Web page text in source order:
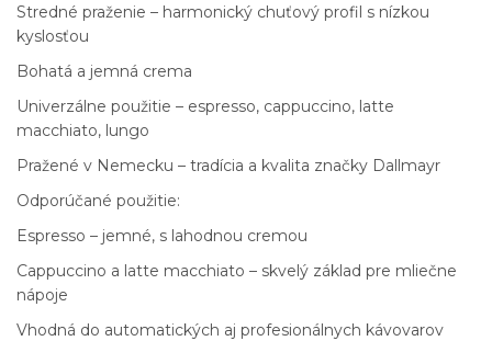
Stredné praženie – harmonický chuťový profil s nízkou
kyslosťou
Bohatá a jemná crema
Univerzálne použitie – espresso, cappuccino, latte
macchiato, lungo
Pražené v Nemecku – tradícia a kvalita značky Dallmayr
Odporúčané použitie:
Espresso – jemné, s lahodnou cremou
Cappuccino a latte macchiato – skvelý základ pre mliečne
nápoje
Vhodná do automatických aj profesionálnych kávovarov